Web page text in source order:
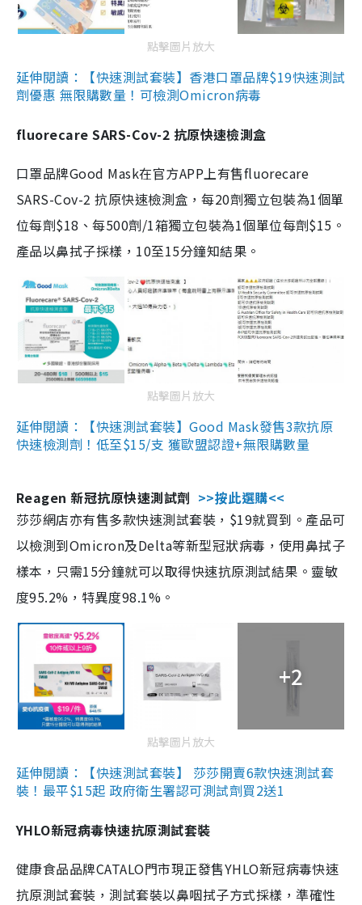
點擊圖片放大
延伸閱讀：【快速測試套裝】香港口罩品牌$19快速測試
劑優惠 無限購數量！可檢測Omicron病毒
fluorecare SARS-Cov-2 抗原快速檢測盒
口罩品牌Good Mask在官方APP上有售fluorecare
SARS-Cov-2 抗原快速檢測盒，每20劑獨立包裝為1個單
位每劑$18、每500劑/1箱獨立包裝為1個單位每劑$15。
產品以鼻拭子採樣，10至15分鐘知結果。
點擊圖片放大
延伸閱讀：【快速測試套裝】Good Mask發售3款抗原
快速檢測劑！低至$15/支 獲歐盟認證+無限購數量
Reagen 新冠抗原快速測試劑 >>按此選購<<
莎莎網店亦有售多款快速測試套裝，$19就買到。產品可
以檢測到Omicron及Delta等新型冠狀病毒，使用鼻拭子
樣本，只需15分鐘就可以取得快速抗原測試結果。靈敏
度95.2%，特異度98.1%。
+2
點擊圖片放大
延伸閱讀：【快速測試套裝】 莎莎開賣6款快速測試套
裝！最平$15起 政府衛生署認可測試劑買2送1
YHLO新冠病毒快速抗原測試套裝
健康食品品牌CATALO門市現正發售YHLO新冠病毒快速
抗原測試套裝，測試套裝以鼻咽拭子方式採樣，準確性